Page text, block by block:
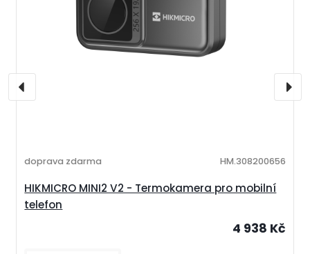
HIKMICRO MINI2 V2 - Termokamera pro mobilní
telefon
doprava zdarma HM.308200656
4 938 Kč